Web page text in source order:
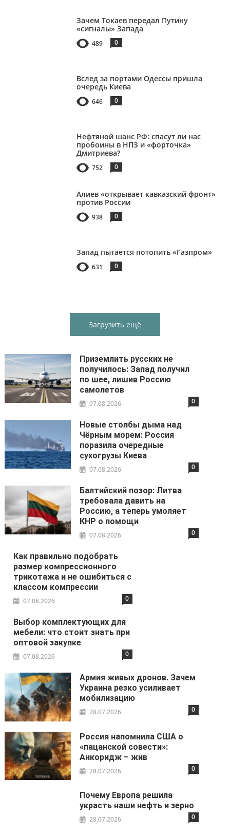
Зачем Токаев передал Путину
«сигналы» Запада
489 0
Вслед за портами Одессы пришла
очередь Киева
646 0
Нефтяной шанс РФ: спасут ли нас
пробоины в НПЗ и «форточка»
Дмитриева?
752 0
Алиев «открывает кавказский фронт»
против России
938 0
Запад пытается потопить «Газпром»
631 0
Загрузить ещё
Приземлить русских не
получилось: Запад получил
по шее, лишив Россию
самолетов
07.08.2026 0
Новые столбы дыма над
Чёрным морем: Россия
поразила очередные
сухогрузы Киева
07.08.2026 0
Балтийский позор: Литва
требовала давить на
Россию, а теперь умоляет
КНР о помощи
07.08.2026 0
Как правильно подобрать
размер компрессионного
трикотажа и не ошибиться с
классом компрессии
07.08.2026 0
Выбор комплектующих для
мебели: что стоит знать при
оптовой закупке
07.08.2026 0
Армия живых дронов. Зачем
Украина резко усиливает
мобилизацию
28.07.2026 0
Россия напомнила США о
«пацанской совести»:
Анкоридж – жив
28.07.2026 0
Почему Европа решила
украсть наши нефть и зерно
28.07.2026 0